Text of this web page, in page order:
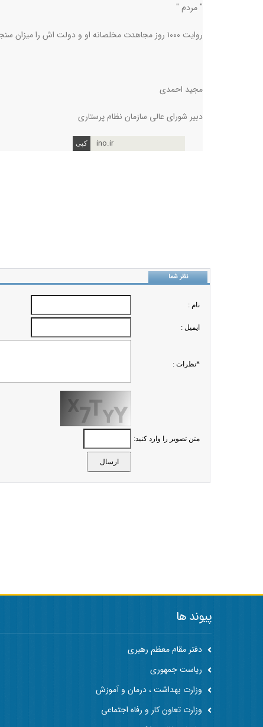
" مردم "
روایت ۱۰۰۰ روز مجاهدت مخلصانه او و دولت اش را میزان سنجش و انتخاب آیندگان قرار خواهند داد .
مجید احمدی
دبیر شورای عالی سازمان نظام پرستاری
ino.ir
نظر شما
نام :
ايميل :
*نظرات :
متن تصویر را وارد کنید:
پیوند ها
دفتر مقام معظم رهبری
ریاست جمهوری
وزارت بهداشت ، درمان و آموزش
وزارت تعاون کار و رفاه اجتماعی